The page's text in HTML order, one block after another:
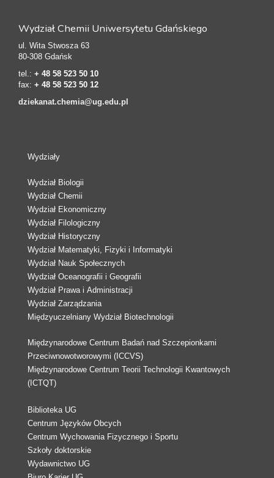
Wydział Chemii Uniwersytetu Gdańskiego
ul. Wita Stwosza 63
80-308 Gdańsk
tel.: + 48 58 523 50 10
fax: + 48 58 523 50 12
dziekanat.chemia@ug.edu.pl
Wydziały
Wydział Biologii
Wydział Chemii
Wydział Ekonomiczny
Wydział Filologiczny
Wydział Historyczny
Wydział Matematyki, Fizyki i Informatyki
Wydział Nauk Społecznych
Wydział Oceanografii i Geografii
Wydział Prawa i Administracji
Wydział Zarządzania
Międzyuczelniany Wydział Biotechnologii
Międzynarodowe Centrum Badań nad Szczepionkami
Przeciwnowotworowymi (ICCVS)
Międzynarodowe Centrum Teorii Technologii Kwantowych
(ICTQT)
Biblioteka UG
Centrum Języków Obcych
Centrum Wychowania Fizycznego i Sportu
Szkoły doktorskie
Wydawnictwo UG